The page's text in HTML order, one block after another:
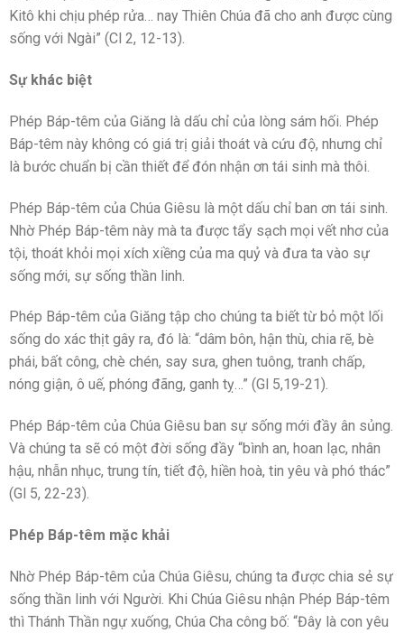
Kitô khi chịu phép rửa… nay Thiên Chúa đã cho anh được cùng
sống với Ngài” (Cl 2, 12-13).
Sự khác biệt
Phép Báp-têm của Giăng là dấu chỉ của lòng sám hối. Phép
Báp-têm này không có giá trị giải thoát và cứu độ, nhưng chỉ
là bước chuẩn bị cần thiết để đón nhận ơn tái sinh mà thôi.
Phép Báp-têm của Chúa Giêsu là một dấu chỉ ban ơn tái sinh.
Nhờ Phép Báp-têm này mà ta được tẩy sạch mọi vết nhơ của
tội, thoát khỏi mọi xích xiềng của ma quỷ và đưa ta vào sự
sống mới, sự sống thần linh.
Phép Báp-têm của Giăng tập cho chúng ta biết từ bỏ một lối
sống do xác thịt gây ra, đó là: “dâm bôn, hận thù, chia rẽ, bè
phái, bất công, chè chén, say sưa, ghen tuông, tranh chấp,
nóng giận, ô uế, phóng đãng, ganh tỵ…” (Gl 5,19-21).
Phép Báp-têm của Chúa Giêsu ban sự sống mới đầy ân sủng.
Và chúng ta sẽ có một đời sống đầy “bình an, hoan lạc, nhân
hậu, nhẫn nhục, trung tín, tiết độ, hiền hoà, tin yêu và phó thác”
(Gl 5, 22-23).
Phép Báp-têm mặc khải
Nhờ Phép Báp-têm của Chúa Giêsu, chúng ta được chia sẻ sự
sống thần linh với Người. Khi Chúa Giêsu nhận Phép Báp-têm
thì Thánh Thần ngự xuống, Chúa Cha công bố: “Đây là con yêu